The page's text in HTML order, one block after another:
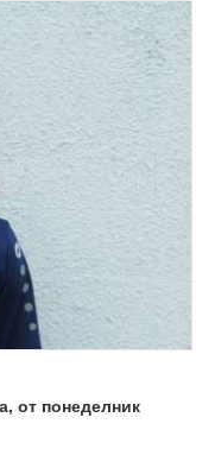
от понеделник